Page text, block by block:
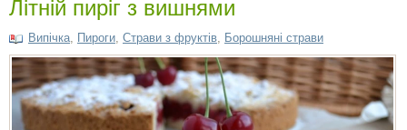
Випічка Пироги Страви з фруктів Борошняні страви